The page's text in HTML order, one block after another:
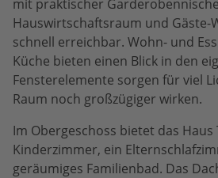
mit praktischer
Hauswirtschaftsraum und Gäste-
schnell erreichbar. Wohn- und
Küche bieten einen Blick in den
Fensterelemente sorgen für viel
Raum noch großzügiger wirken.
Im Obergeschoss bietet das Haus
Kinderzimmer, ein
geräumiges Familienbad. Das